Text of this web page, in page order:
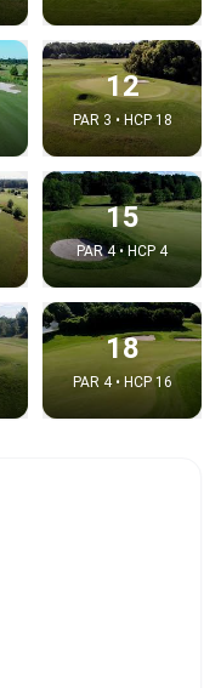
12
PAR 3 • HCP 18
15
PAR 4 • HCP 4
18
PAR 4 • HCP 16